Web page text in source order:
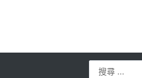
Search